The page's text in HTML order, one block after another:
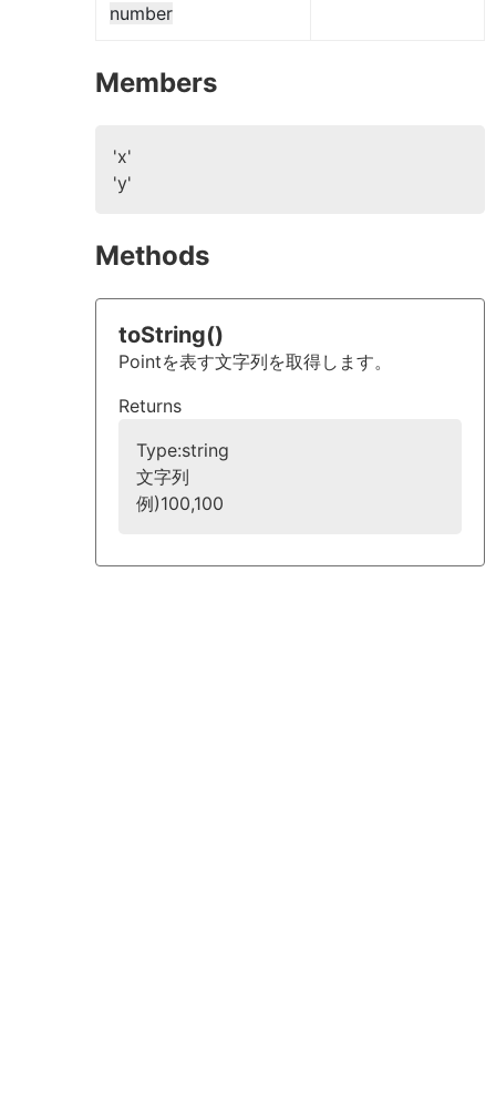
number
Members
'x'
'y'
Methods
toString()
Pointを表す文字列を取得します。
Returns
Type:string
文字列
例)100,100